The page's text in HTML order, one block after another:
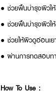
● ช่วยฟื้นบำรุงผิวใ
● ช่วยฟื้นบำรุงผิวให้
● ช่วยให้ผิวดูอ่อนเย
● ผ่านการทดสอบท
How To Use :